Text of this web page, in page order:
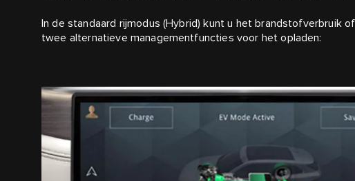
In de standaard rijmodus (Hybrid) kunt u het brandstofverbruik
twee alternatieve managementfuncties voor het opladen: